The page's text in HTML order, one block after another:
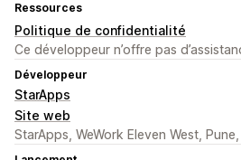
Ressources
Politique de confidentialité
Ce développeur n’offre pas
Développeur
StarApps
Site web
StarApps, WeWork Eleven West,